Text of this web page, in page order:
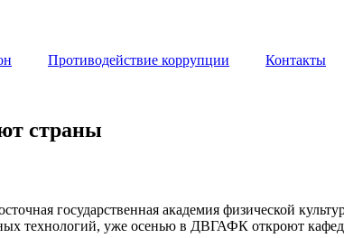
Противодействие коррупции Контакты
страны
государственная академия физической
технологий, уже осенью в ДВГАФК откроют